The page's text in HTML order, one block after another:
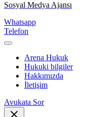
Sosyal Medya Ajansı
Whatsapp
Telefon
Arena Hukuk
Hukuki bilgiler
Hakkımızda
İletişim
Avukata Sor